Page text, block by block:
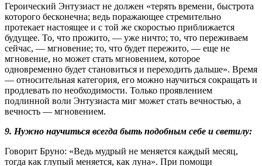
Героический Энтузиаст не должен «терять времени, быстрота
которого бесконечна; ведь поражающее стремительно
протекает настоящее и с той же скоростью приближается
будущее. То, что прожито, — уже ничто; то, что переживаем
сейчас, — мгновение; то, что будет пережито, — еще не
мгновение, но может стать мгновением, которое
одновременно будет становиться и переходить дальше». Время
— относительная категория, его можно научиться сокращать и
продлевать по необходимости. Только проявлением
подлинной воли Энтузиаста миг может стать вечностью, а
вечность — мгновением.
9. Нужно научиться всегда быть подобным себе и светилу:
Говорит Бруно: «Ведь мудрый не меняется каждый месяц,
тогда как глупый меняется, как луна». При помощи